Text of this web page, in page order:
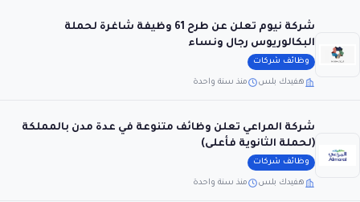
شركة نيوم تعلن عن طرح 61 وظيفة شاغرة لحملة
البكالوريوس رجال ونساء
وظائف شركات
هفيدك بلس منذ سنة واحدة
شركة المراعي تعلن وظائف متنوعة في عدة مدن بالمملكة
(لحملة الثانوية فأعلى)
وظائف شركات
هفيدك بلس منذ سنة واحدة